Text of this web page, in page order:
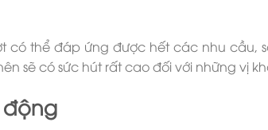
có thể đáp ứng được hết các nhu cầu,
sẽ có sức hút rất cao đối với những vị